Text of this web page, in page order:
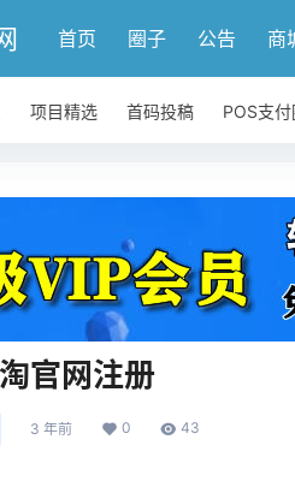
首页 圈子 公告 商
项目精选 首码投稿 POS支付
官网注册
3 年前 0 43